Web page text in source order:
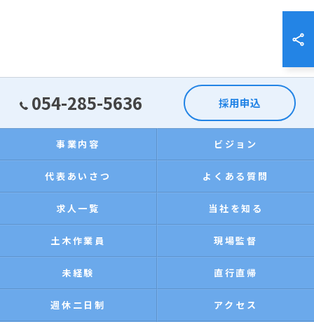
054-285-5636 採用申込
事業内容 ビジョン
代表あいさつ よくある質問
求人一覧 当社を知る
土木作業員 現場監督
未経験 直行直帰
週休二日制 アクセス